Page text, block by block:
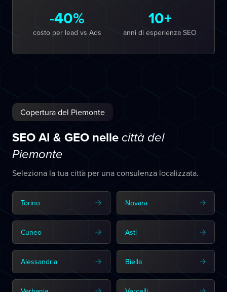
-40%
costo per lead vs Ads
10+
anni di esperienza SEO
Copertura del Piemonte
SEO AI & GEO nelle città del
Piemonte
Seleziona la tua città per una consulenza localizzata.
Torino Novara
Cuneo Asti
Alessandria Biella